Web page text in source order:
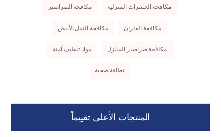
مكافحة الحشرات المنزلية مكافحة الصراصير
مكافحة الفئران مكافحة النمل الأبيض
مكافحة صراصير المنازل مواد تنظيف آمنة
نظافة صحية
المنتجات الأعلى تقييماً